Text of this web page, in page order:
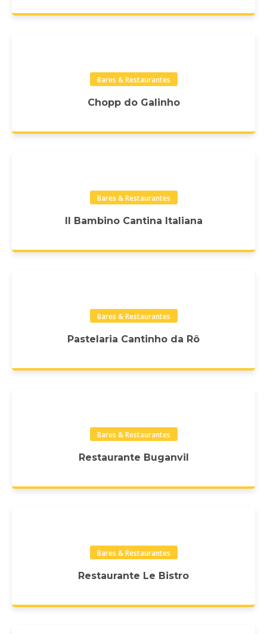
Bares & Restaurantes
Chopp do Galinho
Bares & Restaurantes
Il Bambino Cantina Italiana
Bares & Restaurantes
Pastelaria Cantinho da Rô
Bares & Restaurantes
Restaurante Buganvil
Bares & Restaurantes
Restaurante Le Bistro